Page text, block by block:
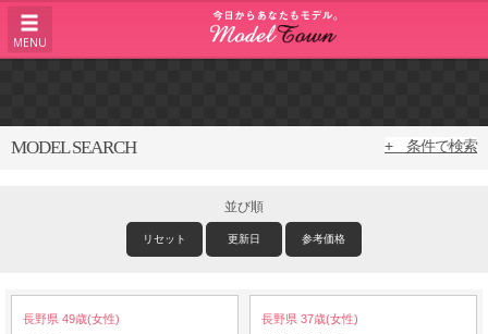
MENU
MODEL SEARCH + 条件で検索
並び順
リセット 更新日 参考価格
長野県 49歳(女性) 長野県 37歳(女性)